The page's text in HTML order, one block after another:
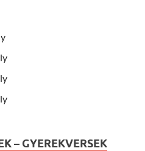
– GYEREKVERSEK